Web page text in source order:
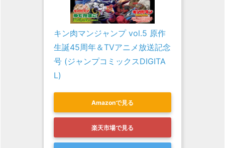
キン肉マンジャンプ vol.5 原作
生誕45周年＆TVアニメ放送記念
号 (ジャンプコミックスDIGITA
L)
Amazonで見る
楽天市場で見る